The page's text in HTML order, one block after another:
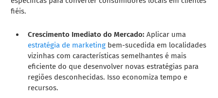
fiéis.
Crescimento Imediato do Mercado: Aplicar uma
estratégia de marketing bem-sucedida em localidades
vizinhas com características semelhantes é mais
eficiente do que desenvolver novas estratégias para
regiões desconhecidas. Isso economiza tempo e
recursos.